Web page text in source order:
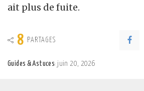
ait plus de fuite.
8 PARTAGES
Guides & Astuces juin 20, 2026